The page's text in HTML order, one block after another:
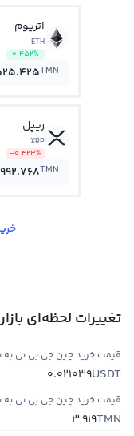
اتریوم
ETH
0.452%
TMN
ریپل
XRP
-0.423%
TMN
تغییرات لحظه‌ای
قیمت خرید چین جی بی تی به
USDT
0.021039
قیمت خرید چین جی بی تی به
TMN
3,919